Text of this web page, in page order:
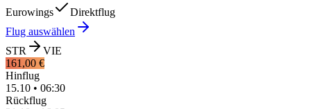
Eurowings
Direktflug
Flug auswählen
STR
VIE
161,00 €
Hinflug
15.10 • 06:30
Rückflug